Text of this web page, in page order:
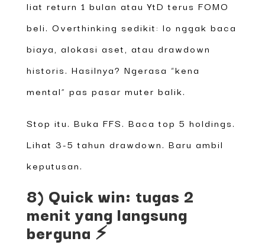
liat return 1 bulan atau YtD terus FOMO
beli. Overthinking sedikit: lo nggak baca
biaya, alokasi aset, atau drawdown
historis. Hasilnya? Ngerasa “kena
mental” pas pasar muter balik.
Stop itu. Buka FFS. Baca top 5 holdings.
Lihat 3-5 tahun drawdown. Baru ambil
keputusan.
8) Quick win: tugas 2
menit yang langsung
berguna ⚡